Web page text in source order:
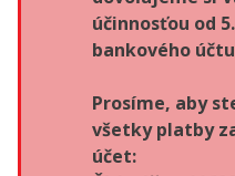
účinnosťou od
bankového
Prosíme, aby
všetky platby
účet: